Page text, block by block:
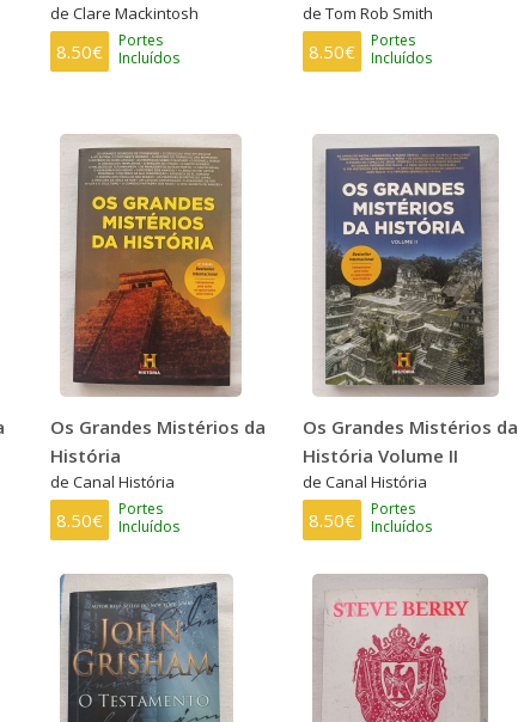
de Clare Mackintosh
8.50€
Portes
Incluídos
de Tom Rob Smith
8.50€
Portes
Incluídos
Os Grandes Mistérios da
História
de Canal História
8.50€
Portes
Incluídos
Os Grandes Mistérios da
História Volume II
de Canal História
8.50€
Portes
Incluídos